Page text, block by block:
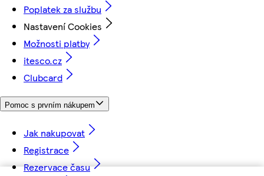
Poplatek za službu
Nastavení Cookies
Možnosti platby
itesco.cz
Clubcard
Pomoc s prvním nákupem
Jak nakupovat
Registrace
Rezervace času